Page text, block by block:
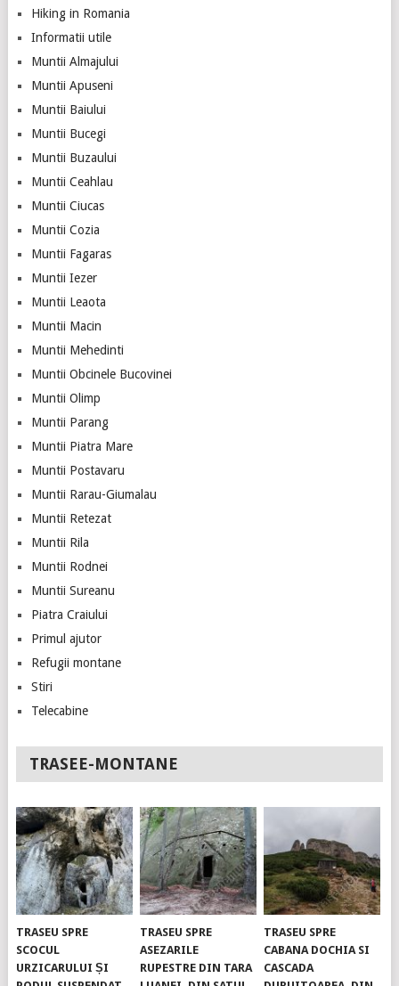
Hiking in Romania
Informatii utile
Muntii Almajului
Muntii Apuseni
Muntii Baiului
Muntii Bucegi
Muntii Buzaului
Muntii Ceahlau
Muntii Ciucas
Muntii Cozia
Muntii Fagaras
Muntii Iezer
Muntii Leaota
Muntii Macin
Muntii Mehedinti
Muntii Obcinele Bucovinei
Muntii Olimp
Muntii Parang
Muntii Piatra Mare
Muntii Postavaru
Muntii Rarau-Giumalau
Muntii Retezat
Muntii Rila
Muntii Rodnei
Muntii Sureanu
Piatra Craiului
Primul ajutor
Refugii montane
Stiri
Telecabine
TRASEE-MONTANE
TRASEU SPRE
SCOCUL
URZICARULUI ȘI
TRASEU SPRE
ASEZARILE
RUPESTRE DIN TARA
TRASEU SPRE
CABANA DOCHIA SI
CASCADA